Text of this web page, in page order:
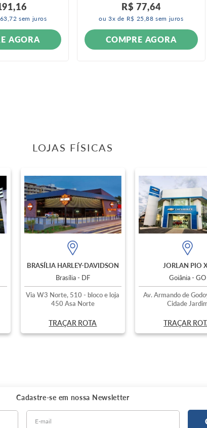
,16
63 ,72 sem juros
AGORA
R$ 77,64
ou3x de R$ 25 ,88 sem juros
COMPRE AGORA
LOJAS FÍSICAS
BRASÍLIA HARLEY-DAVIDSON
Brasília - DF
Via W3 Norte, 510 - bloco e loja
450 Asa Norte
TRAÇAR ROTA
JORLAN PIO
Goiânia - GO
Av. Armando de
Cidade
TRAÇAR
Cadastre-se em nossa Newsletter